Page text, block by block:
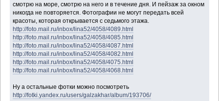
смотрю на море, смотрю на него и в течение дня. И пейзаж за окном
никогда не повторяется. Фотографии не могут передать всей
красоты, которая открывается с седьмого этажа.
http://foto.mail.ru/inbox/lina52/4058/4089.html
http://foto.mail.ru/inbox/lina52/4058/4085.html
http://foto.mail.ru/inbox/lina52/4058/4087.html
http://foto.mail.ru/inbox/lina52/4058/4082.html
http://foto.mail.ru/inbox/lina52/4058/4075.html
http://foto.mail.ru/inbox/lina52/4058/4068.html
Ну а остальные фотки можно посмотреть
http://fotki.yandex.ru/users/galzakhar/album/193706/